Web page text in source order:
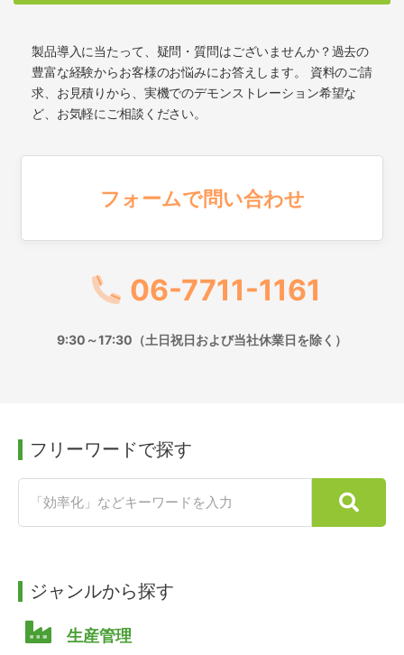
製品導入に当たって、疑問・質問はございませんか？過去の
豊富な経験からお客様のお悩みにお答えします。 資料のご請
求、お見積りから、実機でのデモンストレーション希望な
ど、お気軽にご相談ください。
フォームで問い合わせ
06-7711-1161
9:30～17:30（土日祝日および当社休業日を除く）
フリーワードで探す
ジャンルから探す
生産管理